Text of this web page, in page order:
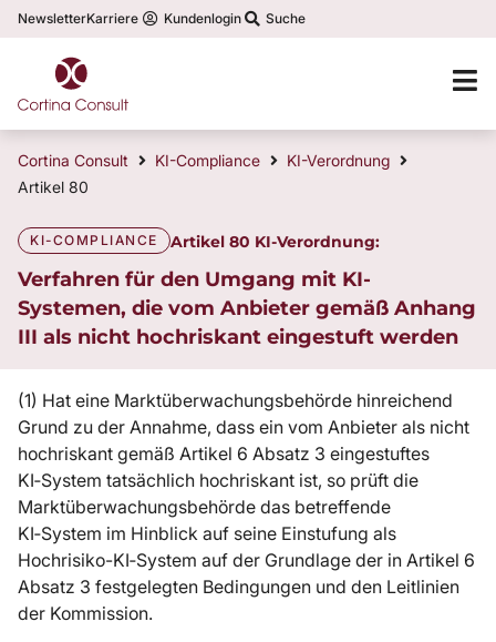
NewsletterKarriere Kundenlogin Suche
Cortina Consult KI-Compliance
KI-Verordnung
Artikel 80
KI-COMPLIANCE Artikel 80 KI-Verordnung:
Verfahren für den Umgang mit KI-
Systemen, die vom Anbieter gemäß Anhang
III als nicht hochriskant eingestuft werden
(1) Hat eine Marktüberwachungsbehörde hinreichend
Grund zu der Annahme, dass ein vom Anbieter als nicht
hochriskant gemäß Artikel 6 Absatz 3 eingestuftes
KI‑System tatsächlich hochriskant ist, so prüft die
Marktüberwachungsbehörde das betreffende
KI‑System im Hinblick auf seine Einstufung als
Hochrisiko-KI‑System auf der Grundlage der in Artikel 6
Absatz 3 festgelegten Bedingungen und den Leitlinien
der Kommission.